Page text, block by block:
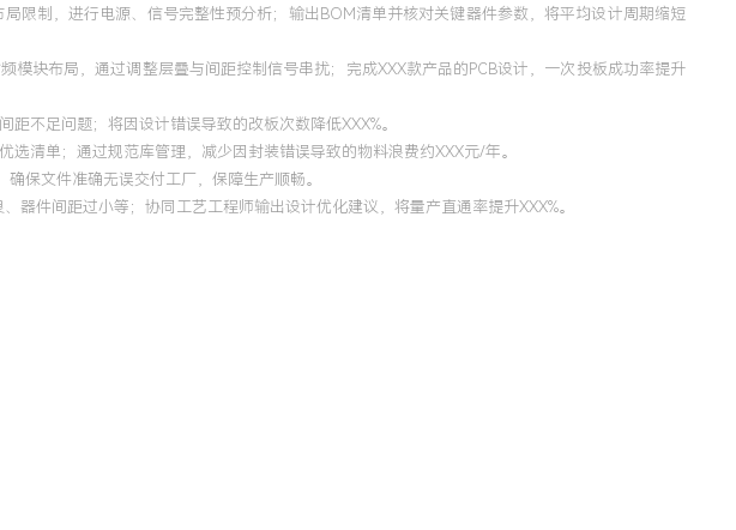
限制，进行电源、信号完整性预分析；输出BOM清单并核对关键器件参数，将平均设计周期缩短
块布局，通过调整层叠与间距控制信号串扰；完成XXX款产品的PCB设计，一次投板成功率提升
不足问题；将因设计错误导致的改板次数降低XXX%。
清单；通过规范库管理，减少因封装错误导致的物料浪费约XXX元/年。
保文件准确无误交付工厂，保障生产顺畅。
件间距过小等；协同工艺工程师输出设计优化建议，将量产直通率提升XXX%。